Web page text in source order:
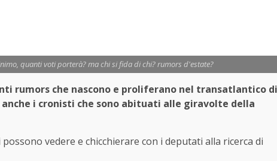
quanti voti porterà? ma chi si fida di chi? rumors d'estate?
rumors che nascono e proliferano nel transatlantico di
i cronisti che sono abituati alle giravolte della
vedere e chicchierare con i deputati alla ricerca di